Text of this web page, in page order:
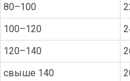
80–100
100–120
120–140
свыше 140